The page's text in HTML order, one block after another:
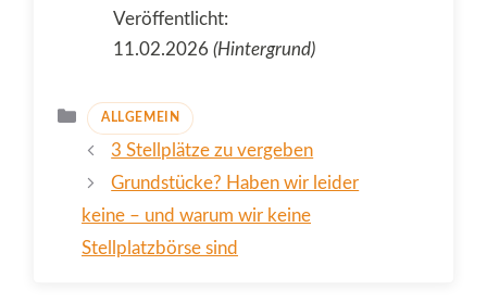
Veröffentlicht:
11.02.2026 (Hintergrund)
Kategorien
ALLGEMEIN
3 Stellplätze zu vergeben
Grundstücke? Haben wir leider
keine – und warum wir keine
Stellplatzbörse sind